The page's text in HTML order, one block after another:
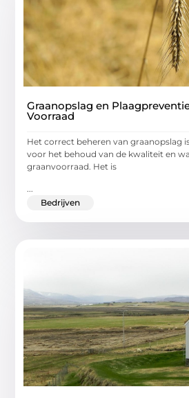
Graanopslag en
Voorraad
Het correct beheren van graanopslag
voor het behoud van de kwaliteit en
graanvoorraad. Het is
...
Bedrijven